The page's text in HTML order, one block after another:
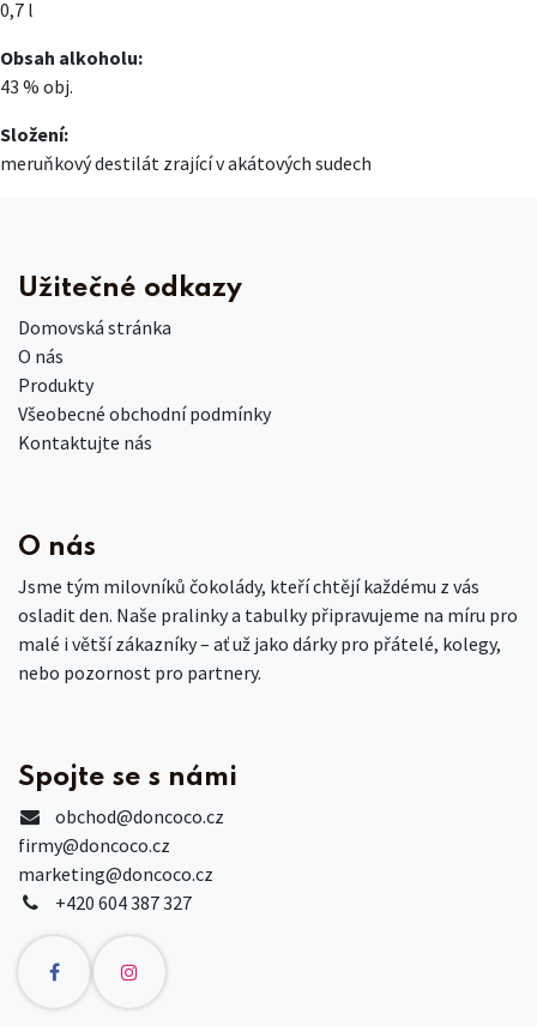
0,7 l
Obsah alkoholu:
43 % obj.
Složení:
meruňkový destilát zrající v akátových sudech
Užitečné odkazy
Domovská stránka
O nás
Produkty
Všeobecné obchodní podmínky
Kontaktujte nás
O nás
Jsme tým milovníků čokolády, kteří chtějí každému z vás
osladit den. Naše pralinky a tabulky připravujeme na míru pro
malé i větší zákazníky – ať už jako dárky pro přátelé, kolegy,
nebo pozornost pro partnery.
Spojte se s námi
obchod@doncoco.cz
firmy@doncoco.cz
marketing@doncoco.cz
+420 604 387 327